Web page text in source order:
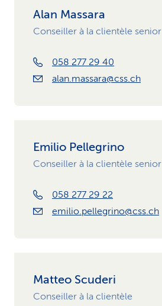
Alan Massara
Conseiller à la clientèle senior
058 277 29 40
alan.massara@css.ch
Emilio Pellegrino
Conseiller à la clientèle senior
058 277 29 22
emilio.pellegrino@css.ch
Matteo Scuderi
Conseiller à la clientèle